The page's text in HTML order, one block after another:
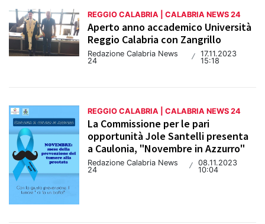
REGGIO CALABRIA | CALABRIA NEWS 24
Aperto anno accademico Università
Reggio Calabria con Zangrillo
Redazione Calabria News
24
/
17.11.2023
15:18
REGGIO CALABRIA | CALABRIA NEWS 24
La Commissione per le pari
opportunità Jole Santelli presenta
a Caulonia, "Novembre in Azzurro"
Redazione Calabria News
24
/
08.11.2023
10:04